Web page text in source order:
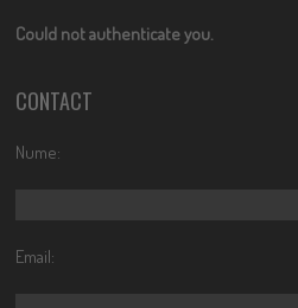
Could not authenticate you.
CONTACT
Nume:
Email: